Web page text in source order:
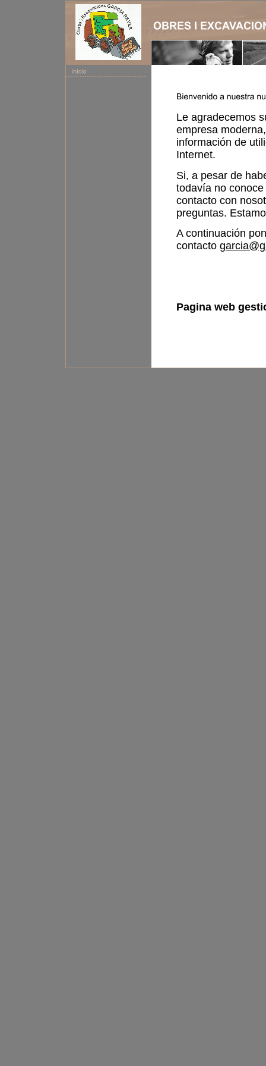
Le agradecemos
empresa
información de
Internet.
Si, a pesar de
todavía no
contacto con
preguntas.
A continuación
contacto
Pagina web